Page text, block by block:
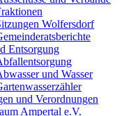
Wolfersdorf
Entsorgung
und Wasser
und Verordnungen
Ampertal e.V.